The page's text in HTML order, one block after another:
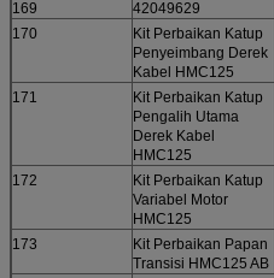
169
42049629
170
Kit Perbaikan Katup
Penyeimbang Derek
Kabel HMC125
171
Kit Perbaikan Katup
Pengalih Utama
Derek Kabel
HMC125
172
Kit Perbaikan Katup
Variabel Motor
HMC125
173
Kit Perbaikan Papan
Transisi HMC125 AB